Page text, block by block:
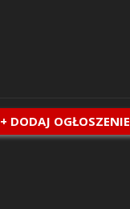
+ DODAJ OGŁOSZENIE